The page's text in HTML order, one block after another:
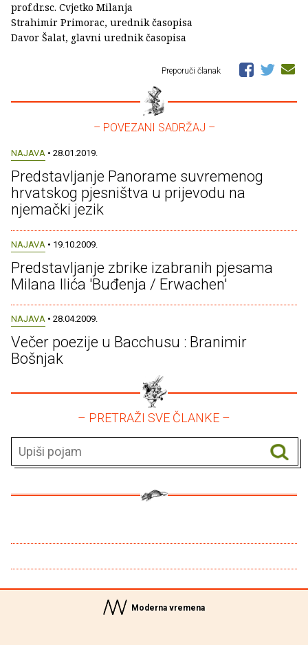
prof.dr.sc. Cvjetko Milanja
Strahimir Primorac, urednik časopisa
Davor Šalat, glavni urednik časopisa
Preporuči članak
– POVEZANI SADRŽAJ –
NAJAVA • 28.01.2019.
Predstavljanje Panorame suvremenog
hrvatskog pjesništva u prijevodu na
njemački jezik
NAJAVA • 19.10.2009.
Predstavljanje zbrike izabranih pjesama
Milana Ilića 'Buđenja / Erwachen'
NAJAVA • 28.04.2009.
Večer poezije u Bacchusu : Branimir
Bošnjak
– PRETRAŽI SVE ČLANKE –
Moderna vremena